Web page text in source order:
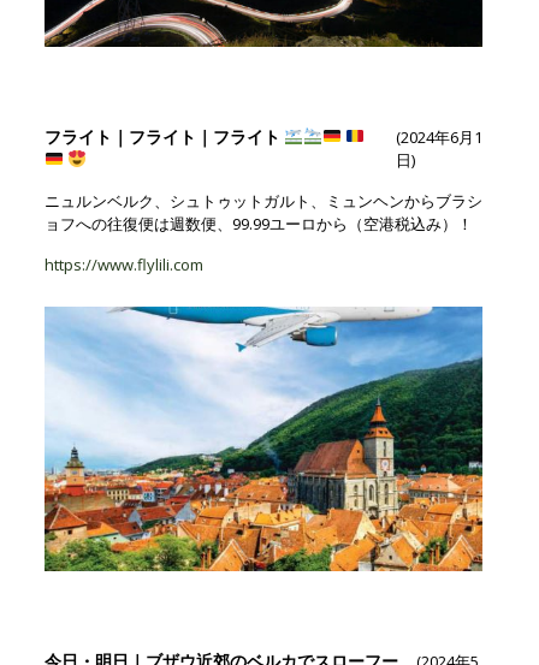
フライト｜フライト｜フライト
(2024年6月1
日)
ニュルンベルク、シュトゥットガルト、ミュンヘンからブラシ
ョフへの往復便は週数便、99.99ユーロから（空港税込み）！
https://www.flylili.com